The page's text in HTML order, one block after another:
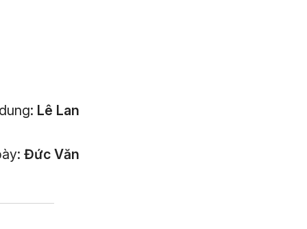
Lê Lan
Đức Văn